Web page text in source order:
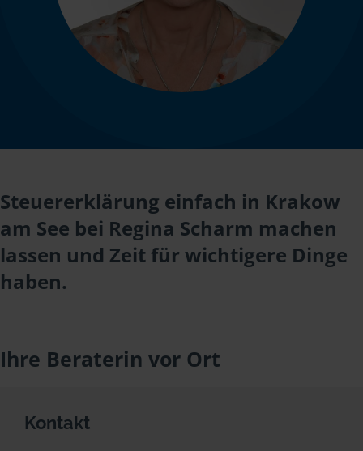
Steuererklärung einfach in Krakow
am See bei Regina Scharm machen
lassen und Zeit für wichtigere Dinge
haben.
Ihre Beraterin vor Ort
Kontakt